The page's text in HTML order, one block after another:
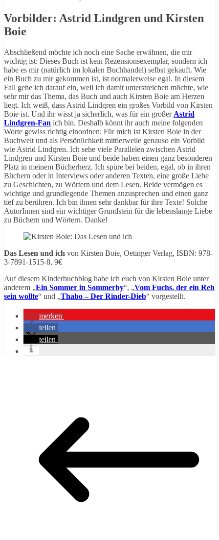
Vorbilder: Astrid Lindgren und Kirsten
Boie
Abschließend möchte ich noch eine Sache erwähnen, die mir
wichtig ist: Dieses Buch ist kein Rezensionsexemplar, sondern ich
habe es mir (natürlich im lokalen Buchhandel) selbst gekauft. Wie
ein Buch zu mir gekommen ist, ist normalerweise egal. In diesem
Fall gehe ich darauf ein, weil ich damit unterstreichen möchte, wie
sehr mir das Thema, das Buch und auch Kirsten Boie am Herzen
liegt. Ich weiß, dass Astrid Lindgren ein großes Vorbild von Kirsten
Boie ist. Und ihr wisst ja sicherlich, was für ein großer Astrid
Lindgren-Fan ich bin. Deshalb könnt ihr auch meine folgenden
Worte gewiss richtig einordnen: Für mich ist Kirsten Boie in der
Buchwelt und als Persönlichkeit mittlerweile genauso ein Vorbild
wie Astrid Lindgren. Ich sehe viele Parallelen zwischen Astrid
Lindgren und Kirsten Boie und beide haben einen ganz besonderen
Platz in meinem Bücherherz. Ich spüre bei beiden, egal, ob in ihren
Büchern oder in Interviews oder anderen Texten, eine große Liebe
zu Geschichten, zu Wörtern und dem Lesen. Beide vermögen es
wichtige und grundlegende Themen anzusprechen und einen ganz
tief zu berühren. Ich bin ihnen sehr dankbar für ihre Texte! Solche
AutorInnen sind ein wichtiger Grundstein für die lebenslange Liebe
zu Büchern und Wörtern. Danke!
Das Lesen und ich von Kirsten Boie, Oetinger Verlag, ISBN: 978-
3-7891-1515-8, 9€
Auf diesem Kinderbuchblog habe ich euch von Kirsten Boie unter
anderem „Ein Sommer in Sommerby“, „Vom Fuchs, der ein Reh
sein wollte“ und „Thabo – Der Rinder-Dieb“ vorgestellt.
merken
teilen
teilen